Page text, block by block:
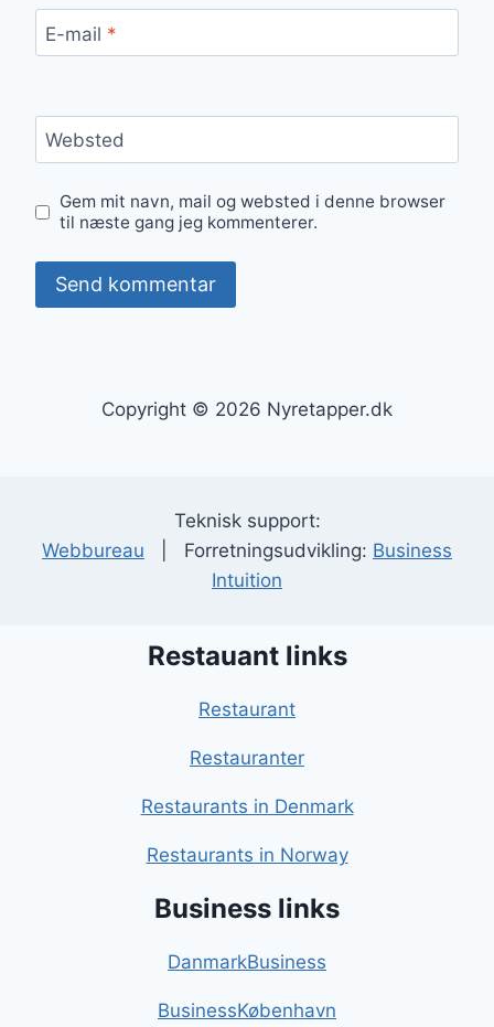
E-mail *
Websted
Gem mit navn, mail og websted i denne browser
til næste gang jeg kommenterer.
Copyright © 2026 Nyretapper.dk
Teknisk support:
Webbureau | Forretningsudvikling: Business
Intuition
Restauant links
Restaurant
Restauranter
Restaurants in Denmark
Restaurants in Norway
Business links
DanmarkBusiness
BusinessKøbenhavn